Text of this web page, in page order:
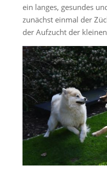
ein langes, gesundes
zunächst einmal der
der Aufzucht der